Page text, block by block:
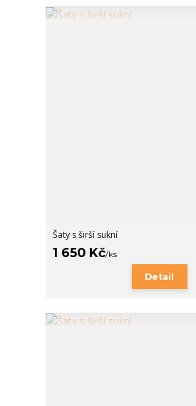
Šaty s širší sukní
1 650 Kč/ks
Detail